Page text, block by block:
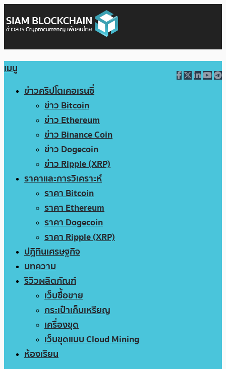
เมนู
ข่าวคริปโตเคอเรนซี่
ข่าว Bitcoin
ข่าว Ethereum
ข่าว Binance Coin
ข่าว Dogecoin
ข่าว Ripple (XRP)
ราคาและการวิเคราะห์
ราคา Bitcoin
ราคา Ethereum
ราคา Dogecoin
ราคา Ripple (XRP)
ปฏิทินเศรษฐกิจ
บทความ
รีวิวผลิตภัณฑ์
เว็บซื้อขาย
กระเป๋าเก็บเหรียญ
เครื่องขุด
เว็บขุดแบบ Cloud Mining
ห้องเรียน